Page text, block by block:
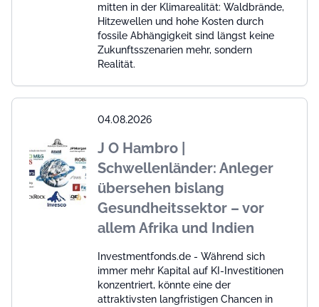
mitten in der Klimarealität: Waldbrände,
Hitzewellen und hohe Kosten durch
fossile Abhängigkeit sind längst keine
Zukunftsszenarien mehr, sondern
Realität.
04.08.2026
J O Hambro |
Schwellenländer: Anleger
übersehen bislang
Gesundheitssektor – vor
allem Afrika und Indien
Investmentfonds.de - Während sich
immer mehr Kapital auf KI-Investitionen
konzentriert, könnte eine der
attraktivsten langfristigen Chancen in